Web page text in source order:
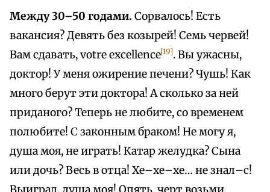
Между 30–50 годами. Сорвалось! Есть
вакансия? Девять без козырей! Семь червей!
Вам сдавать, votre excellence[19]. Вы ужасны,
доктор! У меня ожирение печени? Чушь! Как
много берут эти доктора! А сколько за ней
приданого? Теперь не любите, со временем
полюбите! С законным браком! Не могу я,
душа моя, не играть! Катар желудка? Сына
или дочь? Весь в отца! Хе–хе–хе… не знал–с!